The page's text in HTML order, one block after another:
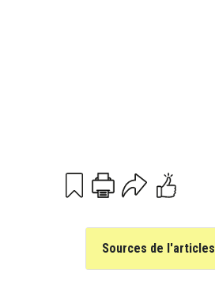
PrintEmail
Sources de l'articles